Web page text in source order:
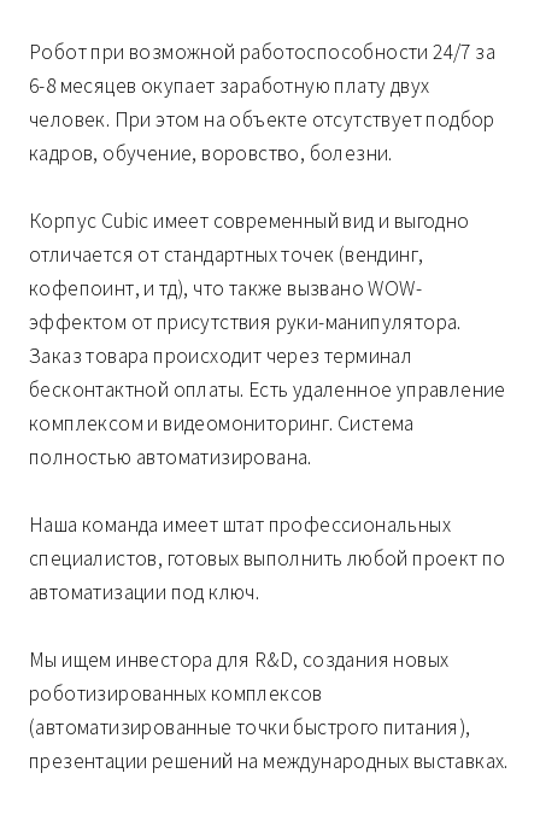
Робот при возможной работоспособности 24/7 за
6-8 месяцев окупает заработную плату двух
человек. При этом на объекте отсутствует подбор
кадров, обучение, воровство, болезни.
Корпус Cubic имеет современный вид и выгодно
отличается от стандартных точек (вендинг,
кофепоинт, и тд), что также вызвано WOW-
эффектом от присутствия руки-манипулятора.
Заказ товара происходит через терминал
бесконтактной оплаты. Есть удаленное управление
комплексом и видеомониторинг. Система
полностью автоматизирована.
Наша команда имеет штат профессиональных
специалистов, готовых выполнить любой проект по
автоматизации под ключ.
Мы ищем инвестора для R&D, создания новых
роботизированных комплексов
(автоматизированные точки быстрого питания),
презентации решений на международных выставках.